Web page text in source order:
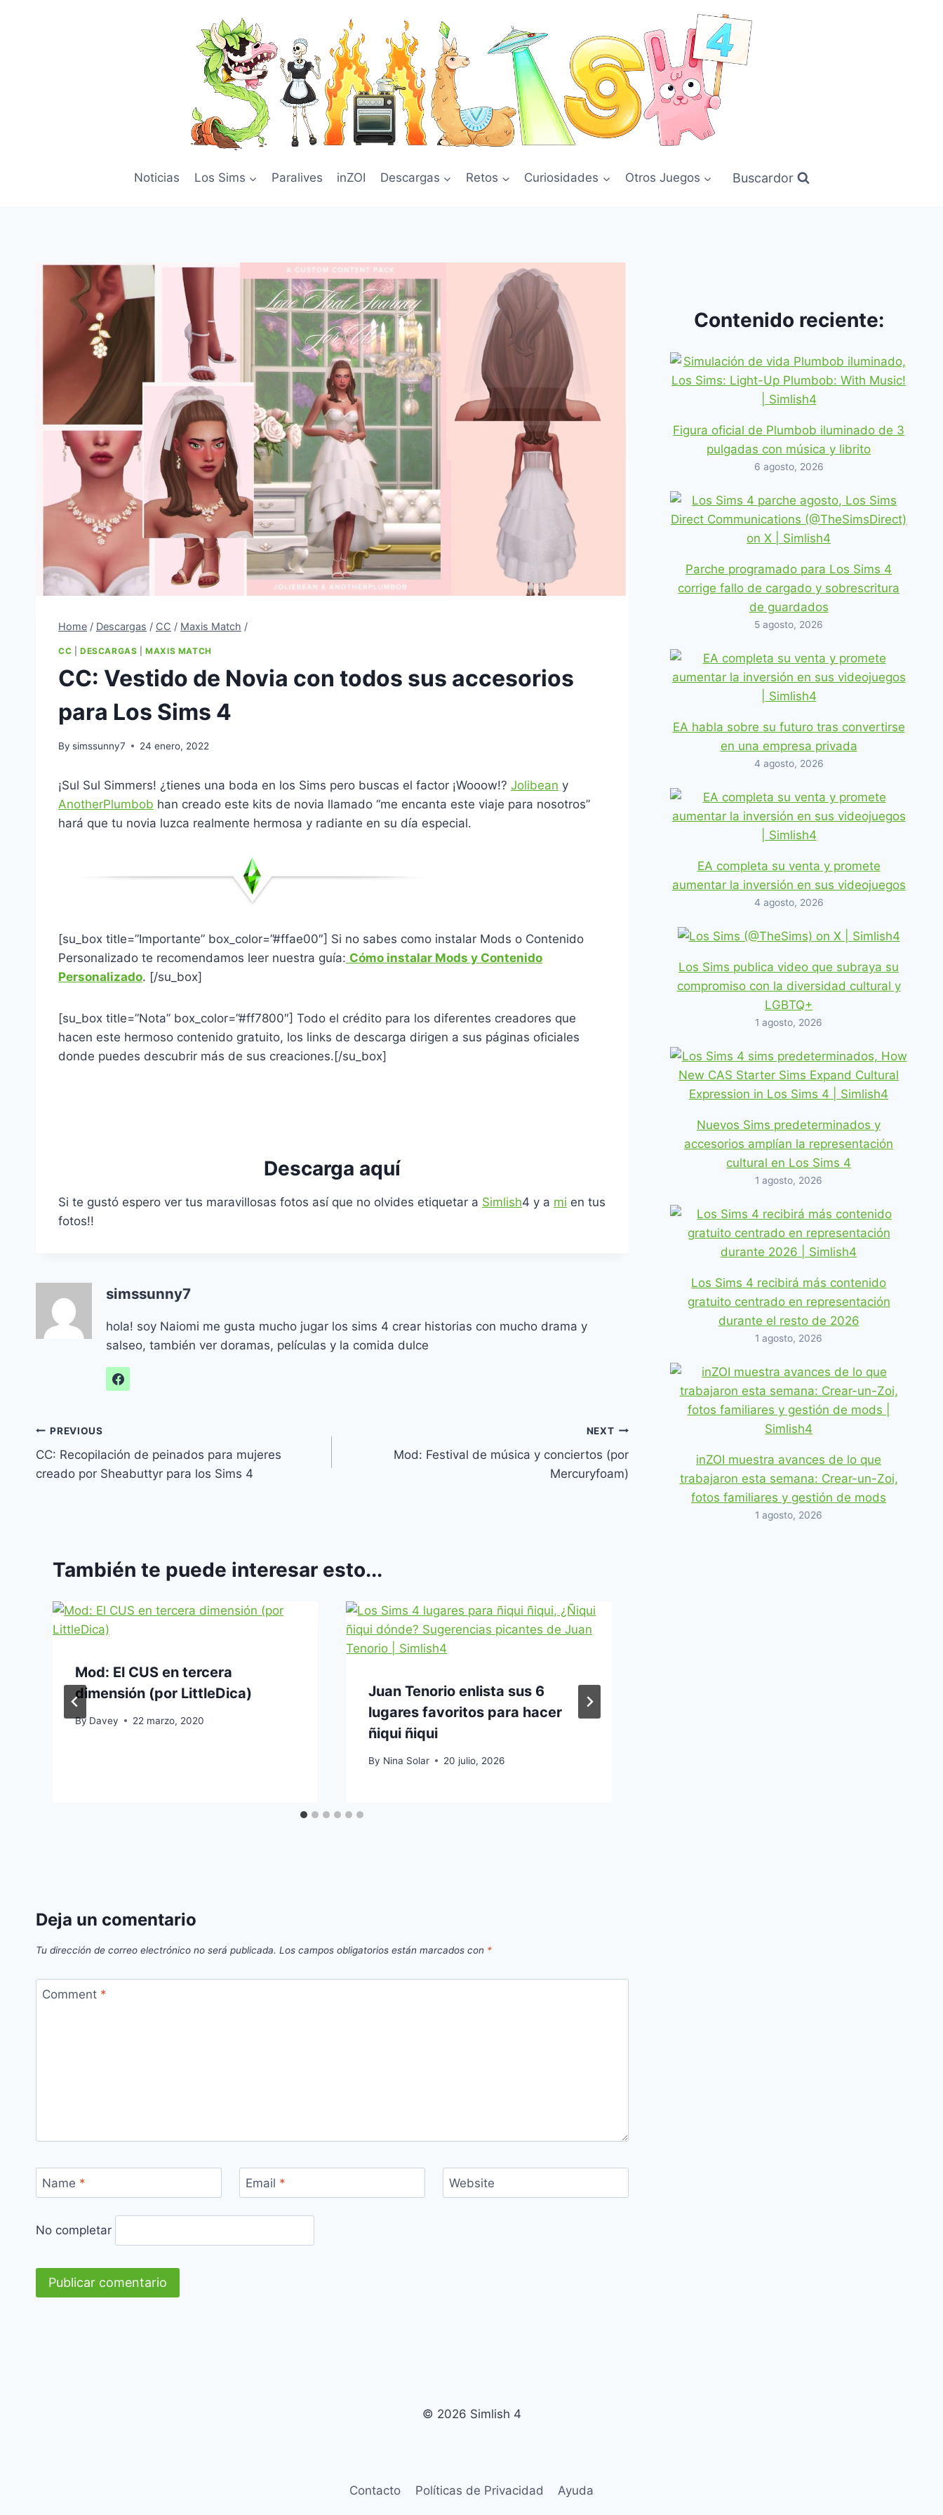
Noticias Los Sims Paralives inZOI Descargas Retos Curiosidades Otros Juegos Buscardor
Home / Descargas / CC / Maxis Match /
CC DESCARGAS |MAXIS MATCH
CC: Vestido de Novia con todos sus accesorios
para Los Sims 4
By simssunny7 24 enero, 2022
¡Sul Sul Simmers! ¿tienes una boda en los Sims pero buscas el factor ¡Wooow!? Jolibean y
AnotherPlumbob han creado este kits de novia llamado “me encanta este viaje para nosotros”
hará que tu novia luzca realmente hermosa y radiante en su día especial.
[su_box title=”Importante” box_color=”#ffae00″] Si no sabes como instalar Mods o Contenido
Personalizado te recomendamos leer nuestra guía: Cómo instalar Mods y Contenido
Personalizado. [/su_box]
[su_box title=”Nota” box_color=”#ff7800″] Todo el crédito para los diferentes creadores que
hacen este hermoso contenido gratuito, los links de descarga dirigen a sus páginas oficiales
donde puedes descubrir más de sus creaciones.[/su_box]
Descarga aquí
Si te gustó espero ver tus maravillosas fotos así que no olvides etiquetar a Simlish4 y a mi en tus
fotos!!
simssunny7
hola! soy Naiomi me gusta mucho jugar los sims 4 crear historias con mucho drama y
salseo, también ver doramas, películas y la comida dulce
Navegación
de
PREVIOUS
CC: Recopilación de peinados para mujeres
creado por Sheabuttyr para los Sims 4
NEXT
Mod: Festival de música y conciertos (por
Mercuryfoam)
También te puede interesar esto...
Mod: El CUS en tercera
dimensión (por LittleDica)
By Davey 22 marzo, 2020
Juan Tenorio enlista sus 6
lugares favoritos para hacer
ñiqui ñiqui
By Nina Solar 20 julio, 2026
Deja un comentario
Tu dirección de correo electrónico no será publicada. Los campos obligatorios están marcados con *
Comment *
Name * Email * Website
No completar
Contenido reciente:
Figura oficial de Plumbob iluminado de 3
pulgadas con música y librito
6 agosto, 2026
Parche programado para Los Sims 4
corrige fallo de cargado y sobrescritura
de guardados
5 agosto, 2026
EA habla sobre su futuro tras convertirse
en una empresa privada
4 agosto, 2026
EA completa su venta y promete
aumentar la inversión en sus videojuegos
4 agosto, 2026
Los Sims publica video que subraya su
compromiso con la diversidad cultural y
LGBTQ+
1 agosto, 2026
Nuevos Sims predeterminados y
accesorios amplían la representación
cultural en Los Sims 4
1 agosto, 2026
Los Sims 4 recibirá más contenido
gratuito centrado en representación
durante el resto de 2026
1 agosto, 2026
inZOI muestra avances de lo que
trabajaron esta semana: Crear-un-Zoi,
fotos familiares y gestión de mods
1 agosto, 2026
© 2026 Simlish 4
Contacto Políticas de Privacidad Ayuda